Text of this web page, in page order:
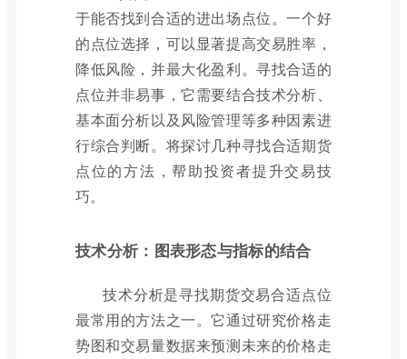
于能否找到合适的进出场点位。一个好
的点位选择，可以显著提高交易胜率，
降低风险，并最大化盈利。寻找合适的
点位并非易事，它需要结合技术分析、
基本面分析以及风险管理等多种因素进
行综合判断。将探讨几种寻找合适期货
点位的方法，帮助投资者提升交易技
巧。
技术分析：图表形态与指标的结合
技术分析是寻找期货交易合适点位
最常用的方法之一。它通过研究价格走
势图和交易量数据来预测未来的价格走